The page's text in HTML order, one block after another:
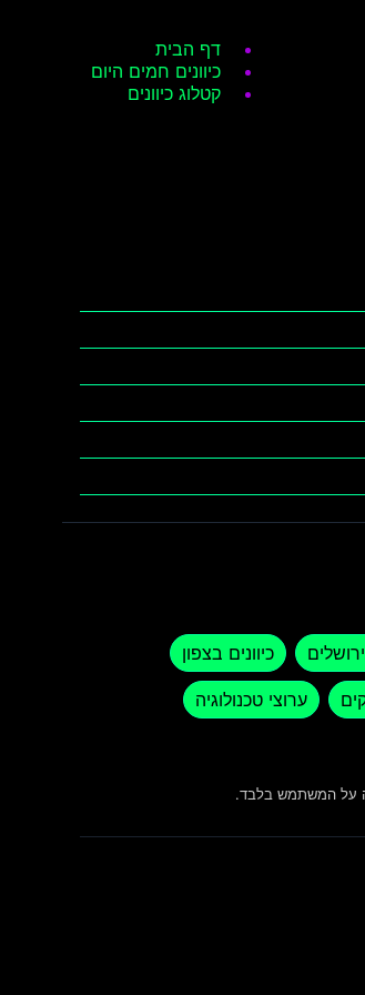
דף הבית
כיוונים חמים היום
קטלוג כיוונים
כיוונים בצפון
ערוצי טכנולוגיה
על המשתמש בלבד.